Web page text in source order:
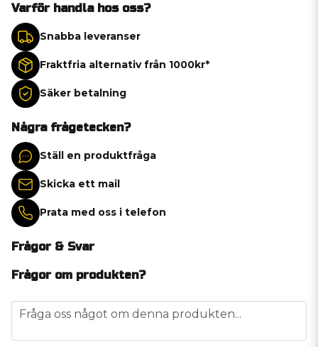
Varför handla hos oss?
Snabba leveranser
Fraktfria alternativ från 1000kr*
Säker betalning
Några frågetecken?
Ställ en produktfråga
Skicka ett mail
Prata med oss i telefon
Frågor & Svar
Frågor om produkten?
question
Fråga oss något om denna produkten...